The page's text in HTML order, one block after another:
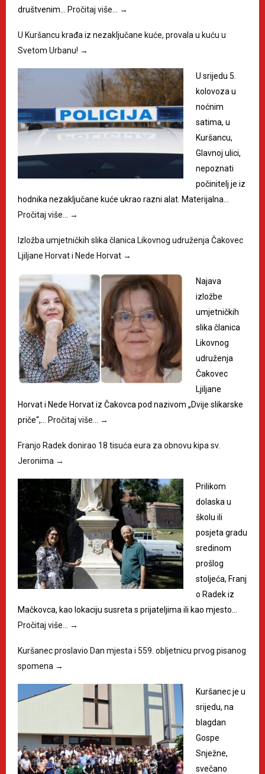
društvenim… Pročitaj više… →
U Kuršancu krađa iz nezaključane kuće, provala u kuću u
Svetom Urbanu! →
U srijedu 5.
kolovoza u
noćnim
satima, u
Kuršancu,
Glavnoj ulici,
nepoznati
počinitelj je iz
hodnika nezaključane kuće ukrao razni alat. Materijalna…
Pročitaj više… →
Izložba umjetničkih slika članica Likovnog udruženja Čakovec
Ljiljane Horvat i Nede Horvat →
Najava
izložbe
umjetničkih
slika članica
Likovnog
udruženja
Čakovec
Ljiljane
Horvat i Nede Horvat iz Čakovca pod nazivom „Dvije slikarske
priče“,… Pročitaj više… →
Franjo Radek donirao 18 tisuća eura za obnovu kipa sv.
Jeronima →
Prilikom
dolaska u
školu ili
posjeta gradu
sredinom
prošlog
stoljeća, Franj
o Radek iz
Mačkovca, kao lokaciju susreta s prijateljima ili kao mjesto…
Pročitaj više… →
Kuršanec proslavio Dan mjesta i 559. obljetnicu prvog pisanog
spomena →
Kuršanec je u
srijedu, na
blagdan
Gospe
Snježne,
svečano